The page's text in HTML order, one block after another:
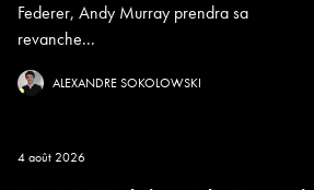
Federer, Andy Murray prendra sa
revanche...
ALEXANDRE SOKOLOWSKI
4 août 2026